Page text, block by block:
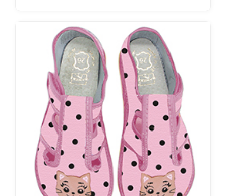
tootelehel.